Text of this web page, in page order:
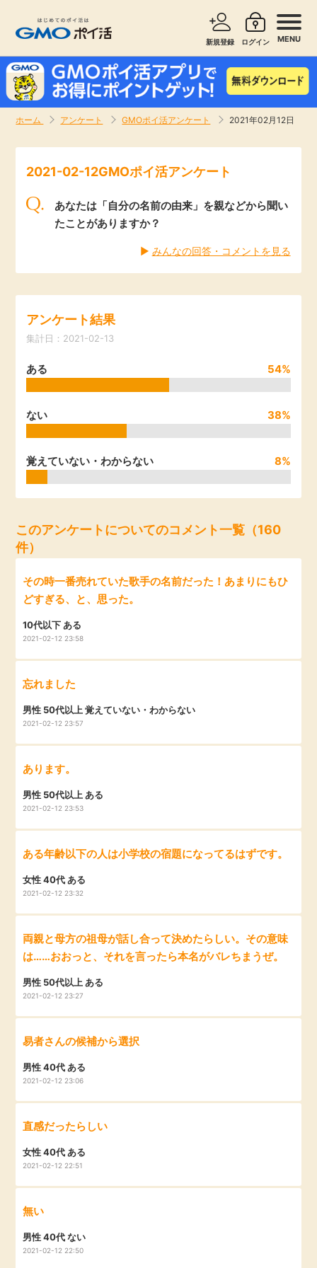
新規登録 ログイン MENU
ホーム アンケート GMOポイ活アンケート 2021年02月12日
新着
高還元
アンケート
ゲーム
お友達紹介
カード比較
特集一覧
ヘルプセンター
サービスで探す ショッピングで探す
旅行・レンタカー
エンタメ
暮らし
引っ越し
買取・査定
月額有料サービス
家計の固定費
2021-02-12GMOポイ活アンケート
あなたは「自分の名前の由来」を親などから聞い
たことがありますか？
▶︎ みんなの回答・コメントを見る
アンケート結果
集計日：2021-02-13
ある 54%
ない 38%
覚えていない・わからない 8%
このアンケートについてのコメント一覧（160
件）
その時一番売れていた歌手の名前だった！あまりにもひ
どすぎる、と、思った。
10代以下 ある
2021-02-12 23:58
忘れました
男性 50代以上 覚えていない・わからない
2021-02-12 23:57
あります。
男性 50代以上 ある
2021-02-12 23:53
ある年齢以下の人は小学校の宿題になってるはずです。
女性 40代 ある
2021-02-12 23:32
両親と母方の祖母が話し合って決めたらしい。その意味
は……おおっと、それを言ったら本名がバレちまうぜ。
男性 50代以上 ある
2021-02-12 23:27
易者さんの候補から選択
男性 40代 ある
2021-02-12 23:06
直感だったらしい
女性 40代 ある
2021-02-12 22:51
無い
男性 40代 ない
2021-02-12 22:50